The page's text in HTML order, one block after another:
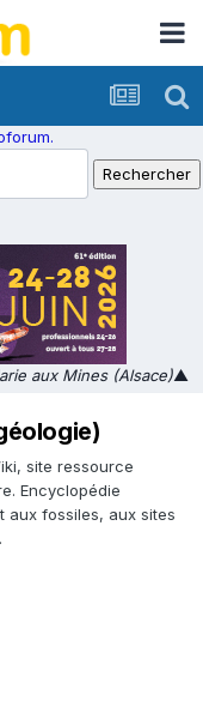
aux Mines (Alsace)▲
site ressource
Encyclopédie
aux fossiles, aux sites